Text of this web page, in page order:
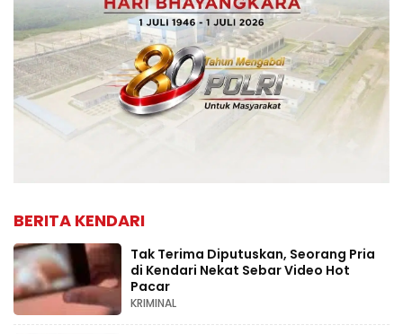
BERITA KENDARI
Tak Terima Diputuskan, Seorang Pria
di Kendari Nekat Sebar Video Hot
Pacar
KRIMINAL